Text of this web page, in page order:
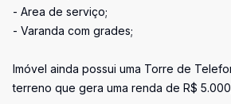
- Area de serviço;
- Varanda com grades;
Imóvel ainda possui uma Torre de
terreno que gera uma renda de R$